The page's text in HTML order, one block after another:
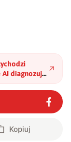
diagnozuje
Kopiuj